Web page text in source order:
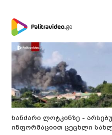
ხანძარი ლოტკინზე -
ინფორმაციით ცეცხლი